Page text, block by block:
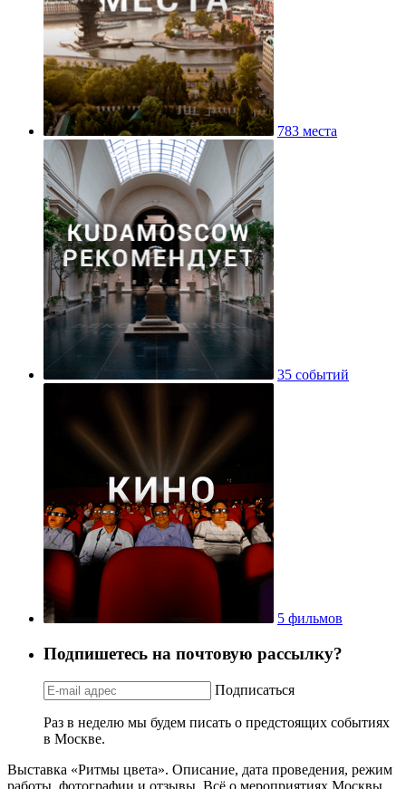
783 места
35 событий
5 фильмов
Подпишетесь на почтовую рассылку?
Подписаться
Раз в неделю мы будем писать о предстоящих событиях
в Москве.
Выставка «Ритмы цвета». Описание, дата проведения, режим
работы, фотографии и отзывы. Всё о мероприятиях Москвы.